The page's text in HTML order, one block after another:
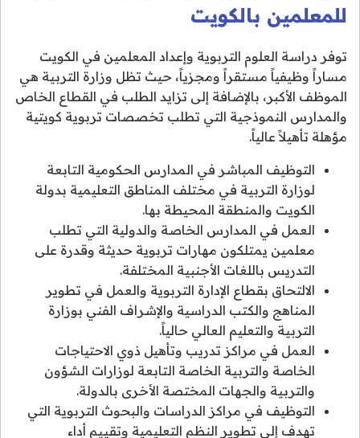
للمعلمين بالكويت
توفر دراسة العلوم التربوية وإعداد المعلمين في الكويت
مساراً وظيفياً مستقراً ومجزياً، حيث تظل وزارة التربية هي
الموظف الأكبر، بالإضافة إلى تزايد الطلب في القطاع الخاص
والمدارس النموذجية التي تطلب تخصصات تربوية كويتية
مؤهلة تأهيلاً عالياً.
التوظيف المباشر في المدارس الحكومية التابعة
لوزارة التربية في مختلف المناطق التعليمية بدولة
الكويت والمنطقة المحيطة بها.
العمل في المدارس الخاصة والدولية التي تطلب
معلمين يمتلكون مهارات تربوية حديثة وقدرة على
التدريس باللغات الأجنبية المختلفة.
الالتحاق بقطاع الإدارة التربوية والعمل في تطوير
المناهج والكتب الدراسية والإشراف الفني بوزارة
التربية والتعليم العالي حالياً.
العمل في مراكز تدريب وتأهيل ذوي الاحتياجات
الخاصة والتربية الخاصة التابعة لوزارات الشؤون
والتربية والجهات المختصة الأخرى بالدولة.
التوظيف في مراكز الدراسات والبحوث التربوية التي
تهدف إلى تطوير النظم التعليمية وتقييم أداء